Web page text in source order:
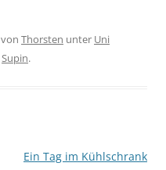
von Thorsten unter Uni
Supin.
Ein Tag im Kühlschrank